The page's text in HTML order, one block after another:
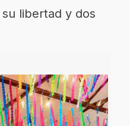
libertad y dos